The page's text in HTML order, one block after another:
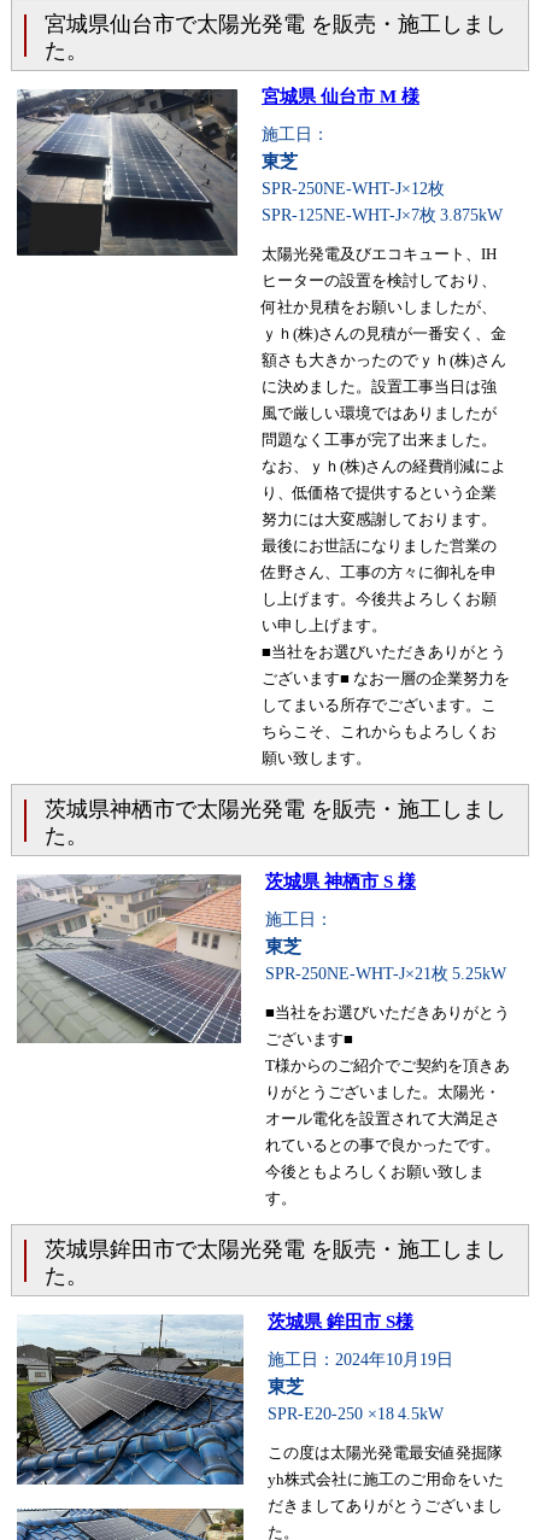
宮城県仙台市で太陽光発電 を販売・施工しまし
た。
宮城県 仙台市 M 様
施工日：
東芝
SPR-250NE-WHT-J×12枚
SPR-125NE-WHT-J×7枚 3.875kW
太陽光発電及びエコキュート、IH
ヒーターの設置を検討しており、
何社か見積をお願いしましたが、
ｙｈ(株)さんの見積が一番安く、金
額さも大きかったのでｙｈ(株)さん
に決めました。設置工事当日は強
風で厳しい環境ではありましたが
問題なく工事が完了出来ました。
なお、ｙｈ(株)さんの経費削減によ
り、低価格で提供するという企業
努力には大変感謝しております。
最後にお世話になりました営業の
佐野さん、工事の方々に御礼を申
し上げます。今後共よろしくお願
い申し上げます。
■当社をお選びいただきありがとう
ございます■ なお一層の企業努力を
してまいる所存でございます。こ
ちらこそ、これからもよろしくお
願い致します。
茨城県神栖市で太陽光発電 を販売・施工しまし
た。
茨城県 神栖市 S 様
施工日：
東芝
SPR-250NE-WHT-J×21枚 5.25kW
■当社をお選びいただきありがとう
ございます■
T様からのご紹介でご契約を頂きあ
りがとうございました。太陽光・
オール電化を設置されて大満足さ
れているとの事で良かったです。
今後ともよろしくお願い致しま
す。
茨城県鉾田市で太陽光発電 を販売・施工しまし
た。
茨城県 鉾田市 S様
施工日：2024年10月19日
東芝
SPR-E20-250 ×18 4.5kW
この度は太陽光発電最安値発掘隊
yh株式会社に施工のご用命をいた
だきましてありがとうございまし
た。